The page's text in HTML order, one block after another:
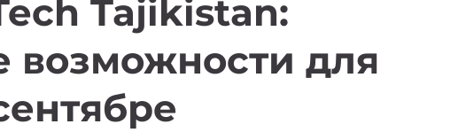
Tajikistan:
возможности для